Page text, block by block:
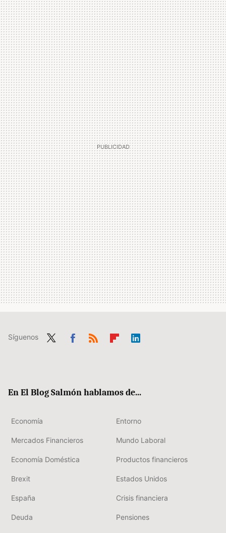
Síguenos
En El Blog Salmón hablamos de...
Economía Entorno
Mercados Financieros Mundo Laboral
Economía Doméstica Productos financieros
Brexit Estados Unidos
España Crisis financiera
Deuda Pensiones